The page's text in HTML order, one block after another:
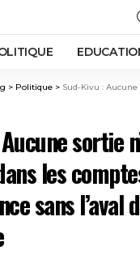
> Politique > Sud-Kivu : Aucune sortie n’est autorisée dans les
sortie
les
sans l’aval